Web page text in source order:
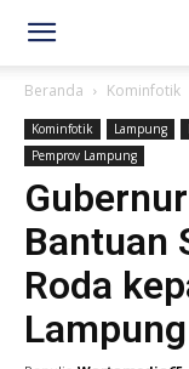
Beranda Kominfotik
Kominfotik Lampung
Pemprov Lampung
Bantuan
Roda